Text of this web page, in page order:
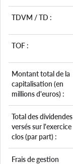
TDVM / TD :
TOF :
Montant total de la
capitalisation (en
millions d'euros) :
Total des dividendes
versés sur l'exercice
clos (par part) :
Frais de gestion